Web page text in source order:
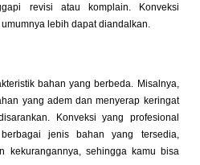
revisi atau komplain. Konveksi
lebih dapat diandalkan.
bahan yang berbeda. Misalnya,
yang adem dan menyerap keringat
Konveksi yang profesional
jenis bahan yang tersedia,
kekurangannya, sehingga kamu bisa